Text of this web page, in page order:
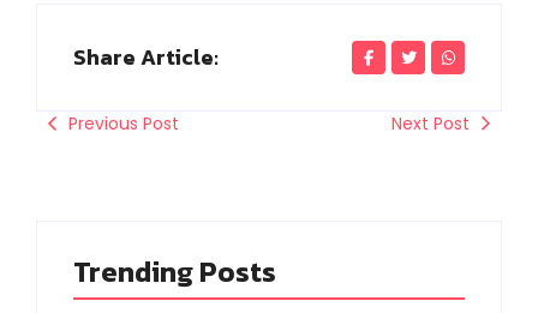
Share Article:
Previous Post Next Post
Trending Posts